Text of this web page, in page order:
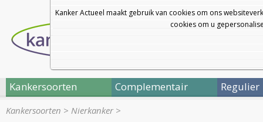
Kanker Actueel maakt gebruik van cookies om ons
cookies om u
Kankersoorten Complementair Regulier
Kankersoorten > Nierkanker>